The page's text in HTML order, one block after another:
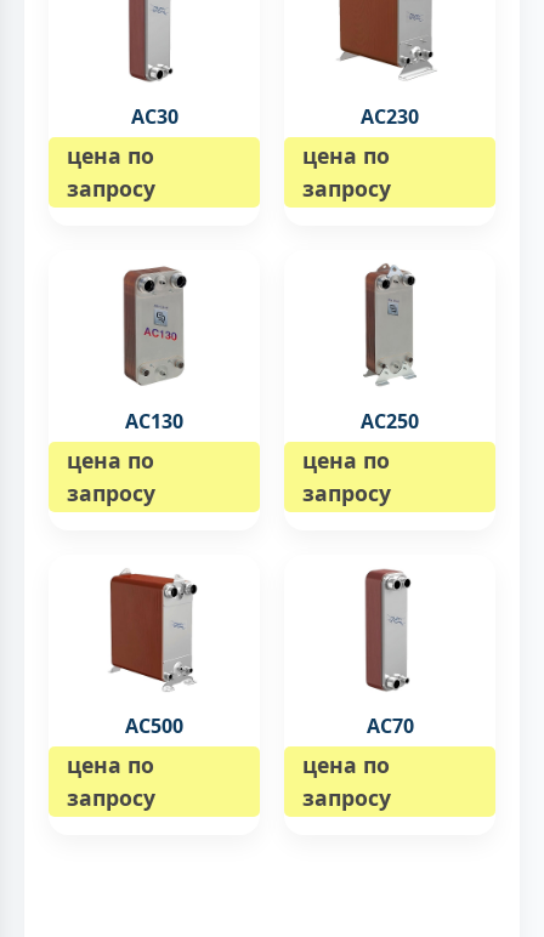
AC30
цена по
запросу
AC230
цена по
запросу
AC130
цена по
запросу
AC250
цена по
запросу
AC500
цена по
запросу
AC70
цена по
запросу